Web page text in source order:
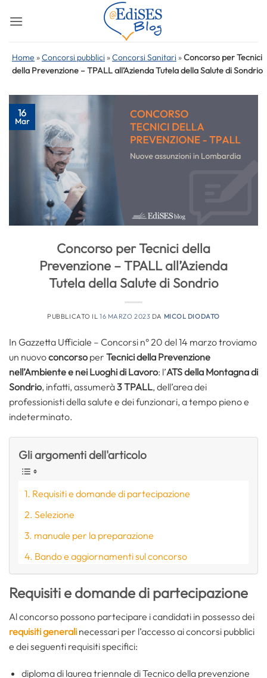
Home »Concorsi pubblici »Concorsi Sanitari »Concorso per Tecnici
della Prevenzione – TPALL all’Azienda Tutela della Salute di Sondrio
16
Mar
Concorso per Tecnici della
Prevenzione – TPALL all’Azienda
Tutela della Salute di Sondrio
PUBBLICATO IL16 MARZO 2023 DA MICOL DIODATO
In Gazzetta Ufficiale – Concorsi n° 20 del 14 marzo troviamo
un nuovoconcorso per Tecnici della Prevenzione
nell’Ambiente e nei Luoghi di Lavoro: l’ATS della Montagna di
Sondrio, infatti, assumerà3 TPALL, dell’area dei
professionisti della salute e dei funzionari, a tempo pieno e
indeterminato.
Gli argomenti dell'articolo
Requisiti e domande di partecipazione
Selezione
manuale per la preparazione
Bando e aggiornamenti sul concorso
Requisiti e domande di partecipazione
Al concorso possono partecipare i candidati in possesso dei
requisiti generali necessari per l’accesso ai concorsi pubblici
e dei seguenti requisiti specifici:
diploma di laurea triennale di Tecnico della prevenzione